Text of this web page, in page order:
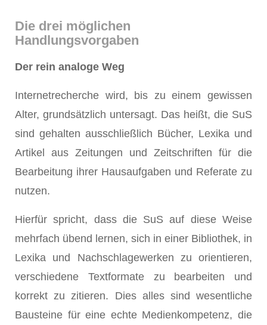
Die drei möglichen
Handlungsvorgaben
Der rein analoge Weg
Internetrecherche wird, bis zu einem gewissen
Alter, grundsätzlich untersagt. Das heißt, die SuS
sind gehalten ausschließlich Bücher, Lexika und
Artikel aus Zeitungen und Zeitschriften für die
Bearbeitung ihrer Hausaufgaben und Referate zu
nutzen.
Hierfür spricht, dass die SuS auf diese Weise
mehrfach übend lernen, sich in einer Bibliothek, in
Lexika und Nachschlagewerken zu orientieren,
verschiedene Textformate zu bearbeiten und
korrekt zu zitieren. Dies alles sind wesentliche
Bausteine für eine echte Medienkompetenz, die